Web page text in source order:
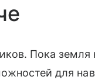
Пока земля
для